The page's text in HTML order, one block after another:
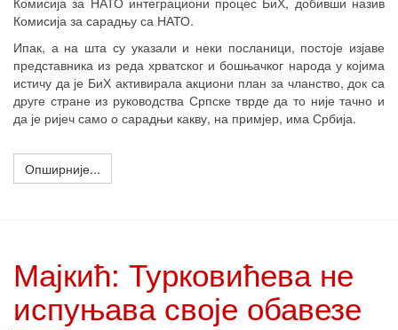
Комисија за сарадњу са НАТО.
Ипак, а на шта су указали и неки посланици, постоје изјаве
представника из реда хрватског и бошњачког народа у којима
истичу да је БиХ активирала акциони план за чланство, док са
друге стране из руководства Српске тврде да то није тачно и
да је ријеч само о сарадњи какву, на примјер, има Србија.
Опширније...
Мајкић: Турковићева не
испуњава своје обавезе